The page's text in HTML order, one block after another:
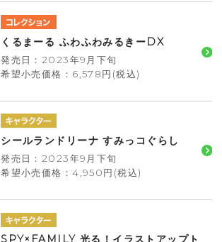
くるまーる ふわふわみるきーDX
発売日：2023年9月下旬
希望小売価格：6,578円(税込)
シールランドリーナ すみっコぐらし
発売日：2023年9月下旬
希望小売価格：4,950円(税込)
SPY×FAMILY 光る！イラストアップト